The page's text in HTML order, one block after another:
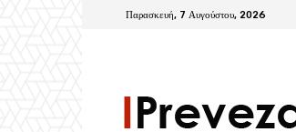
Παρασκευή, 7 Αυγούστου, 2026